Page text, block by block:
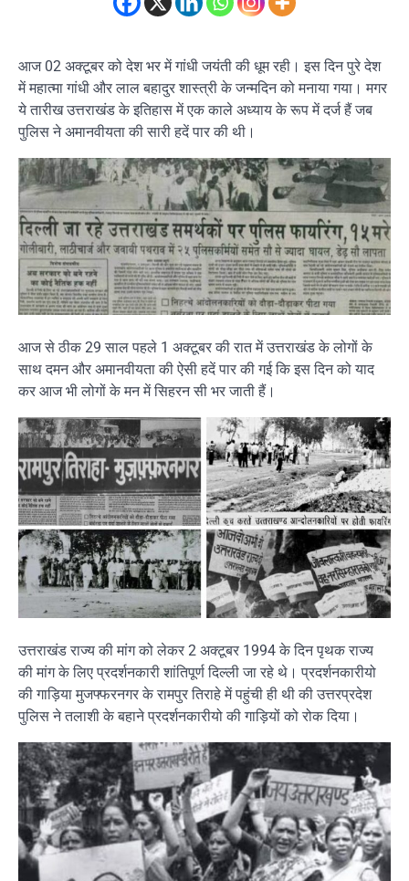
आज 02 अक्टूबर को देश भर में गांधी जयंती की धूम रही। इस दिन पुरे देश
में महात्मा गांधी और लाल बहादुर शास्त्री के जन्मदिन को मनाया गया। मगर
ये तारीख उत्तराखंड के इतिहास में एक काले अध्याय के रूप में दर्ज हैं जब
पुलिस ने अमानवीयता की सारी हदें पार की थी।
आज से ठीक 29 साल पहले 1 अक्टूबर की रात में उत्तराखंड के लोगों के
साथ दमन और अमानवीयता की ऐसी हदें पार की गई कि इस दिन को याद
कर आज भी लोगों के मन में सिहरन सी भर जाती हैं।
उत्तराखंड राज्य की मांग को लेकर 2 अक्टूबर 1994 के दिन पृथक राज्य
की मांग के लिए प्रदर्शनकारी शांतिपूर्ण दिल्ली जा रहे थे। प्रदर्शनकारीयो
की गाड़िया मुजफ्फरनगर के रामपुर तिराहे में पहुंची ही थी की उत्तरप्रदेश
पुलिस ने तलाशी के बहाने प्रदर्शनकारीयो की गाड़ियों को रोक दिया।